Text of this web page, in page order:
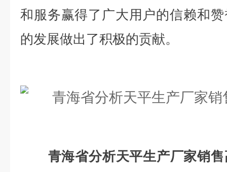
和服务赢得了广大用户的信赖和
的发展做出了积极的贡献。
青海省分析天平生产厂家销